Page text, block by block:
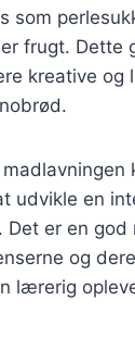
som
frugt. Dette
kreative og
udvikle en
Det er en god
og
lærerig